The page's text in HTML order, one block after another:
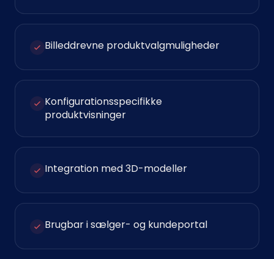
Billeddrevne produktvalgmuligheder
Konfigurationsspecifikke
produktvisninger
Integration med 3D-modeller
Brugbar i sælger- og kundeportal